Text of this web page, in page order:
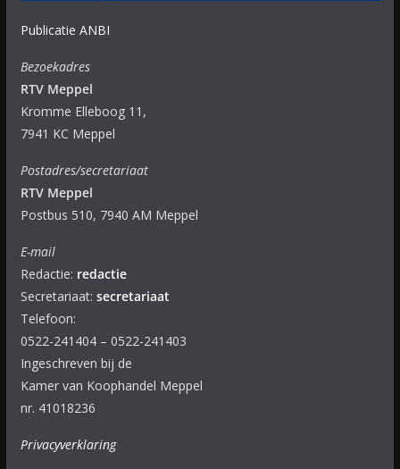
Publicatie ANBI
Bezoekadres
RTV Meppel
Kromme Elleboog 11,
7941 KC Meppel
Postadres/secretariaat
RTV Meppel
Postbus 510, 7940 AM Meppel
E-mail
Redactie: redactie
Secretariaat: secretariaat
Telefoon:
0522-241404 – 0522-241403
Ingeschreven bij de
Kamer van Koophandel Meppel
nr. 41018236
Privacyverklaring